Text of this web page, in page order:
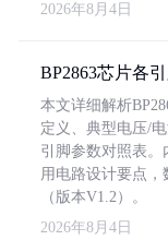
2026年8月4日
BP2863芯片各
本文详细解析
定义、典型电压/
引脚参数对照表
用电路设计要点
（版本V1.2）。
2026年8月4日